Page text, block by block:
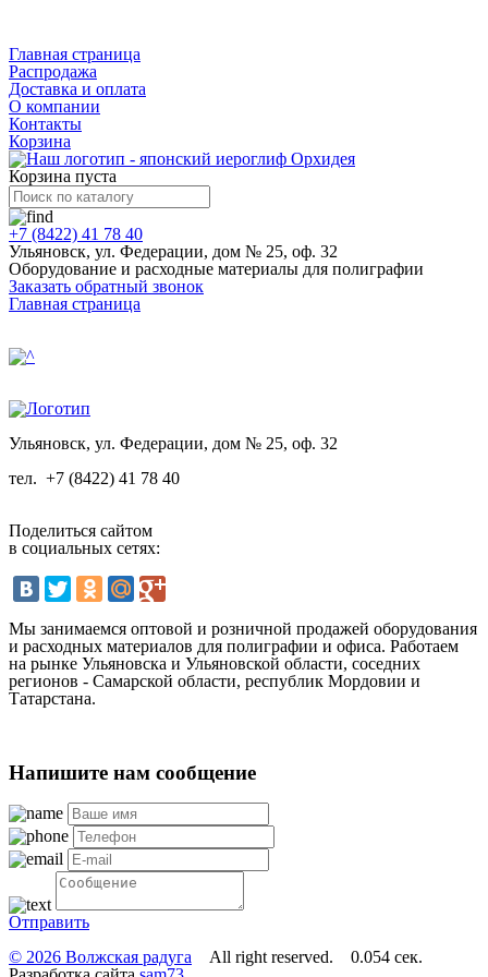
Главная страница
Распродажа
Доставка и оплата
О компании
Контакты
Корзина
Корзина пуста
+7 (8422) 41 78 40
Ульяновск, ул. Федерации, дом № 25, оф. 32
Оборудование и расходные материалы для полиграфии
Заказать обратный звонок
Главная страница
Ульяновск, ул. Федерации, дом № 25, оф. 32
тел. +7 (8422) 41 78 40
Поделиться сайтом
в социальных сетях:
Мы занимаемся оптовой и розничной продажей оборудования
и расходных материалов для полиграфии и офиса. Работаем
на рынке Ульяновска и Ульяновской области, соседних
регионов - Самарской области, республик Мордовии и
Татарстана.
Напишите нам сообщение
Отправить
© 2026 Волжская радуга All right reserved. 0.054 сек.